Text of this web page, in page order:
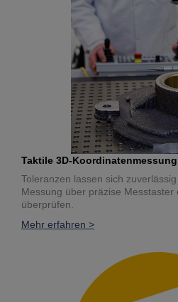
Taktile 3D-Koordinatenmessung
Toleranzen lassen sich
Messung über präzise Messtaster
überprüfen.
Mehr erfahren >